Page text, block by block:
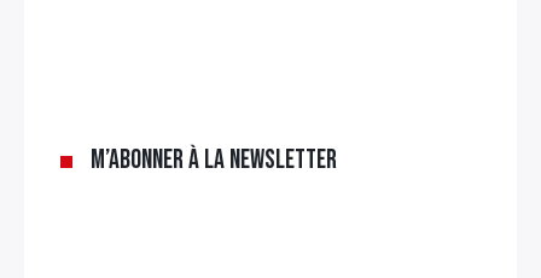
M’abonner à la newsletter